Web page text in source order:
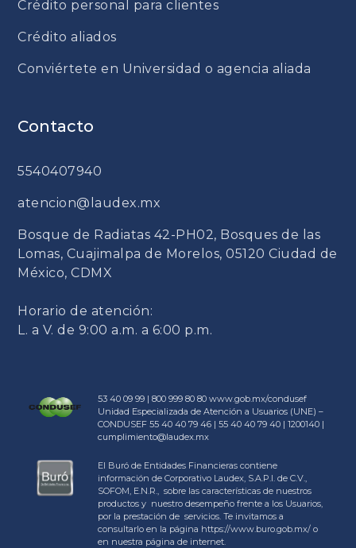
Crédito personal para clientes
Crédito aliados
Conviértete en Universidad o agencia aliada
Contacto
5540407940
atencion@laudex.mx
Bosque de Radiatas 42-PH02, Bosques de las
Lomas, Cuajimalpa de Morelos, 05120 Ciudad de
México, CDMX
Horario de atención:
L. a V. de 9:00 a.m. a 6:00 p.m.
53 40 09 99 | 800 999 80 80www.gob.mx/condusef
Unidad Especializada de Atención a Usuarios (UNE) –
CONDUSEF 55 40 40 79 46 | 55 40 40 79 40 | 1200140 |
cumplimiento@laudex.mx
El Buró de Entidades Financieras contiene
información de Corporativo Laudex, S.A.P.I. de C.V.,
SOFOM, E.N.R., sobre las características de nuestros
productos y nuestro desempeño frente a los Usuarios,
por la prestación de servicios. Te invitamos a
consultarlo en la página https://www.buro.gob.mx/ o
en nuestra página de internet.